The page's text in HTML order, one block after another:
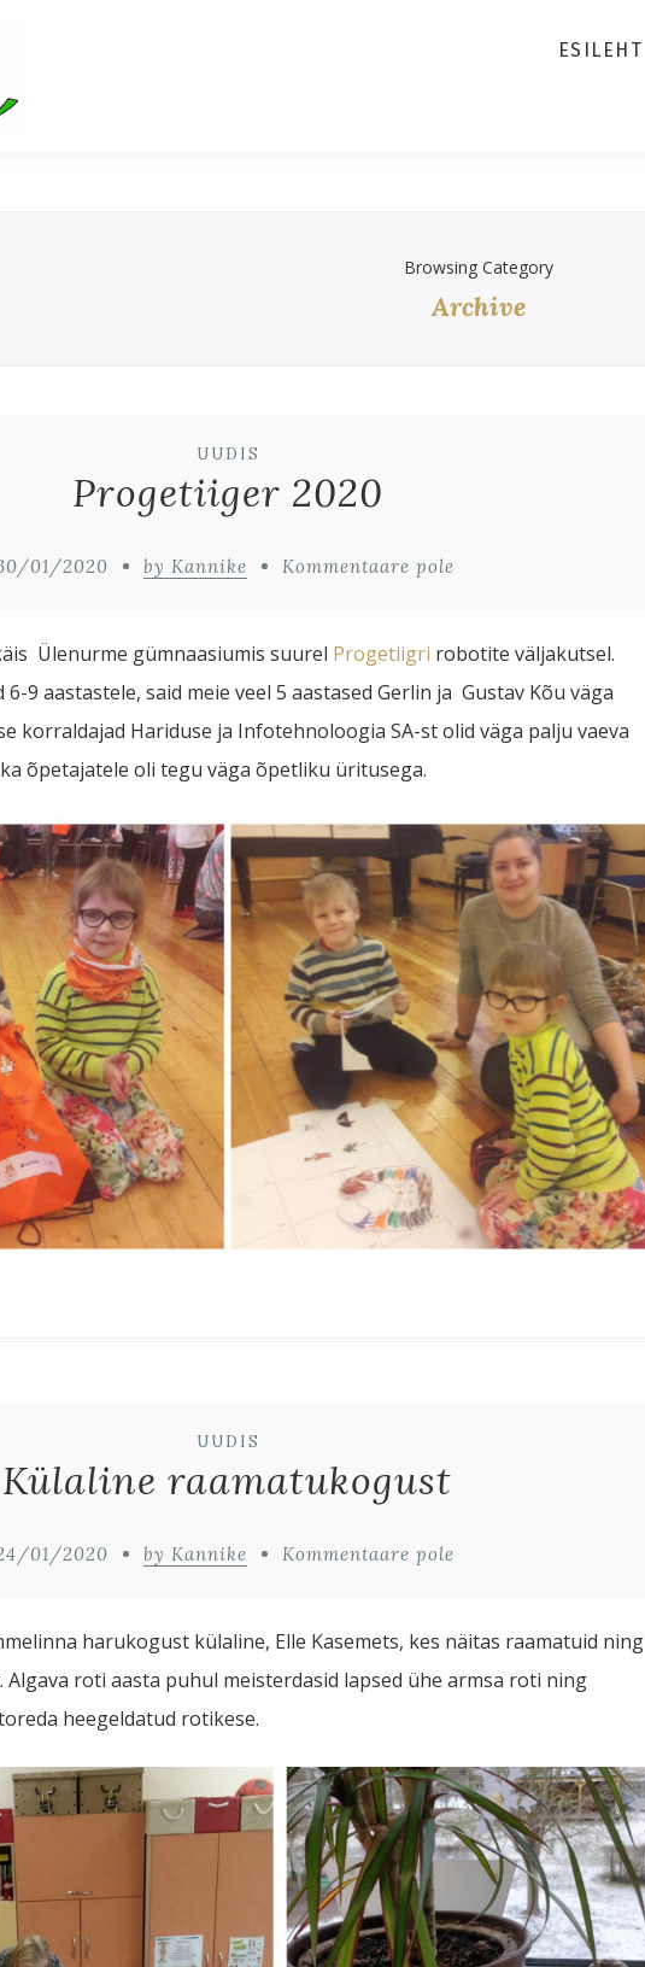
ESILEHT
Browsing Category
Archive
UUDIS
Progetiiger 2020
01/2020 by Kannike Kommentaare pole
Ülenurme gümnaasiumis suurel Progetiigri robotite väljakutsel.
9 aastastele, said meie veel 5 aastased Gerlin ja Gustav Kõu väga
korraldajad Hariduse ja Infotehnoloogia SA-st olid väga palju vaeva
õpetajatele oli tegu väga õpetliku üritusega.
UUDIS
Külaline raamatukogust
01/2020 by Kannike Kommentaare pole
harukogust külaline, Elle Kasemets, kes näitas raamatuid ning
roti aasta puhul meisterdasid lapsed ühe armsa roti ning
heegeldatud rotikese.